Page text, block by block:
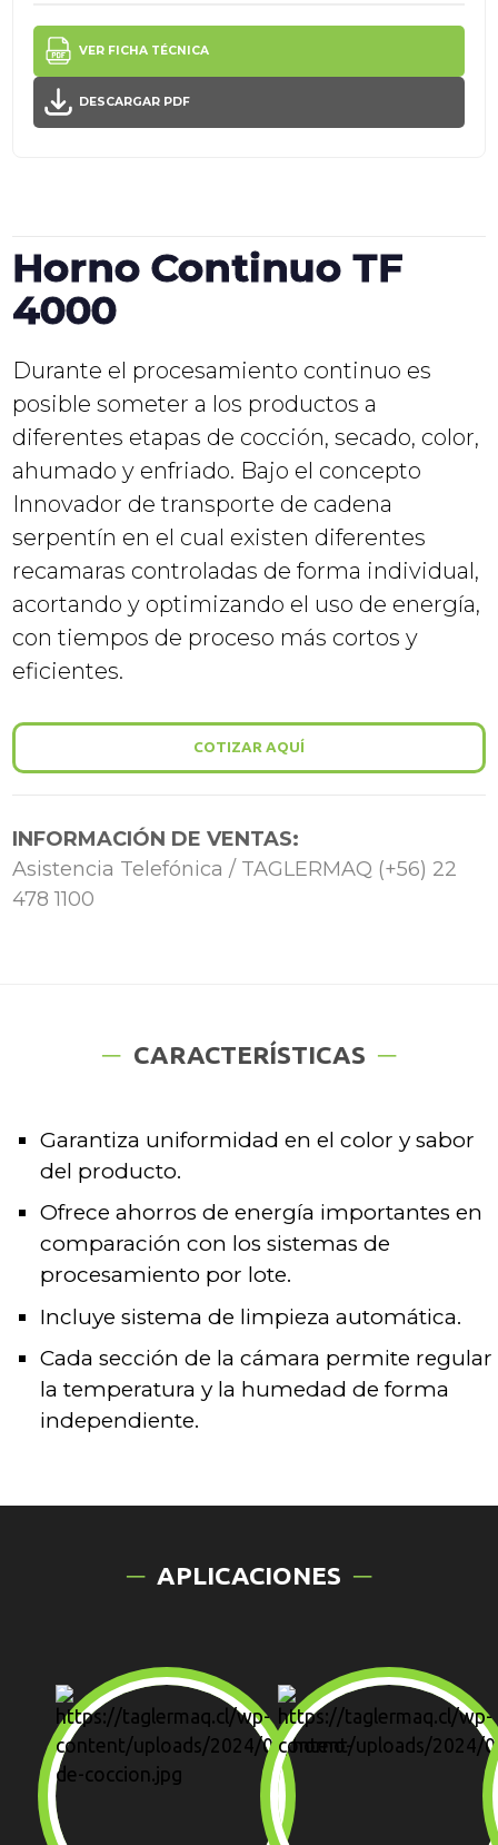
VER FICHA TÉCNICA
DESCARGAR PDF
Horno Continuo TF
4000
Durante el procesamiento continuo es
posible someter a los productos a
diferentes etapas de cocción, secado, color,
ahumado y enfriado. Bajo el concepto
Innovador de transporte de cadena
serpentín en el cual existen diferentes
recamaras controladas de forma individual,
acortando y optimizando el uso de energía,
con tiempos de proceso más cortos y
eficientes.
COTIZAR AQUÍ
INFORMACIÓN DE VENTAS:
Asistencia Telefónica / TAGLERMAQ (+56) 22
478 1100
CARACTERÍSTICAS
Garantiza uniformidad en el color y sabor
del producto.
Ofrece ahorros de energía importantes en
comparación con los sistemas de
procesamiento por lote.
Incluye sistema de limpieza automática.
Cada sección de la cámara permite regular
la temperatura y la humedad de forma
independiente.
APLICACIONES